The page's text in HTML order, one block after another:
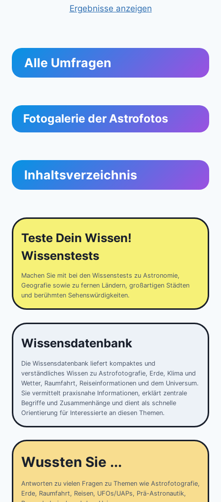
Ergebnisse anzeigen
Alle Umfragen
Fotogalerie der Astrofotos
Inhaltsverzeichnis
Teste Dein Wissen!
Wissenstests
Machen Sie mit bei den Wissenstests zu Astronomie,
Geografie sowie zu fernen Ländern, großartigen Städten
und berühmten Sehenswürdigkeiten.
Wissensdatenbank
Die Wissensdatenbank liefert kompaktes und
verständliches Wissen zu Astrofotografie, Erde, Klima und
Wetter, Raumfahrt, Reiseinformationen und dem Universum.
Sie vermittelt praxisnahe Informationen, erklärt zentrale
Begriffe und Zusammenhänge und dient als schnelle
Orientierung für Interessierte an diesen Themen.
Wussten Sie ...
Antworten zu vielen Fragen zu Themen wie Astrofotografie,
Erde, Raumfahrt, Reisen, UFOs/UAPs, Prä-Astronautik,